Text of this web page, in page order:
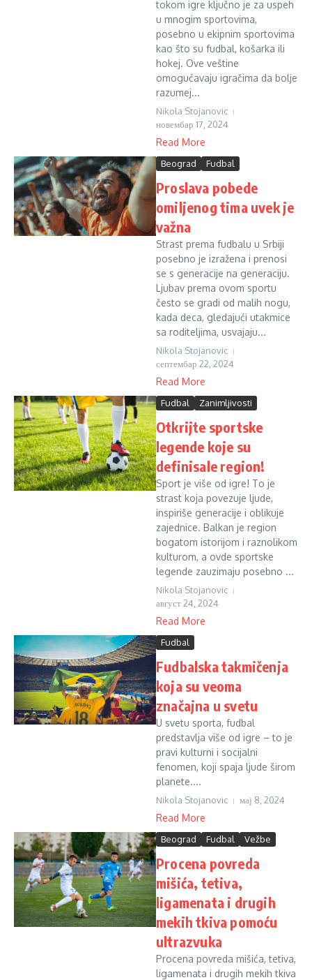
tokom igre ključno je za uspeh
u mnogim sportovima,
posebno u ekipnim sportovima
kao što su fudbal, košarka ili
hokej. Ove veštine
omogućavaju igračima da bolje
razumej...
Nikola Stojanovic
новембар 17, 2024
Read More
Beograd Fudbal
Proslava pobede
omiljenog tima uvek je
važna
Strast prema fudbalu u Srbiji
posebno je izražena i prenosi
se s generacije na generaciju.
Ljubav prema ovom sportu
često se gradi od malih nogu,
kada deca, gledajući utakmice
sa roditeljima, usvajaju...
Nikola Stojanovic
септембар 22, 2024
Read More
Fudbal Zanimljivosti
Otkrijte sportske
legende koje su
definisale region!
Sport je više od igre! To je
strast koja povezuje ljude,
inspiriše generacije i oblikuje
zajednice. Balkan je region
bogatom istorijom i raznolikom
kulturom, a ovde sportske
legende zauzimaju posebno ...
Nikola Stojanovic
август 24, 2024
Read More
Fudbal
Fudbalska takmičenja
koja su veoma
značajna u svetu
U svetu sporta, fudbal
predstavlja više od igre – to je
pravi kulturni i socijalni
fenomen, koji spaja ljude širom
planete....
Nikola Stojanovic мај 8, 2024
Read More
Beograd Fudbal Vežbe
Procena povreda
mišića, tetiva,
ligamenata i drugih
mekih tkiva pomoću
ultrazvuka
Procena povreda mišića, tetiva,
ligamenata i drugih mekih tkiva